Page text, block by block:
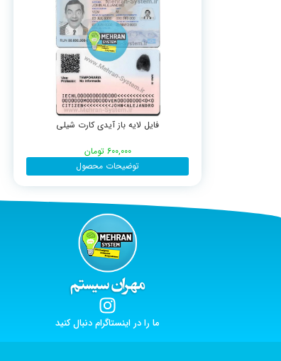
فایل لایه باز آیدی کارت شیلی
600,000 تومان
توضیحات محصول
ما را در اینستاگرام دنبال کنید